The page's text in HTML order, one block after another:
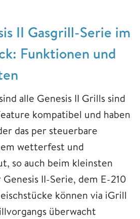
II Gasgrill-Serie im
Funktionen und
alle Genesis II Grills sind
kompatibel und haben
das per steuerbare
wetterfest und
so auch beim kleinsten
II-Serie, dem E-210
können via iGrill
überwacht